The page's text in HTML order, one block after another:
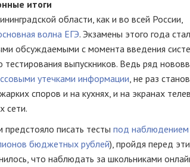
итоги
области, как и во всей России,
волна ЕГЭ. Экзамены этого года
обсуждаемыми с момента введения
тестирования выпускников. Ведь ряд
утечками информации, не раз
споров и на кухнях, и на экранах
сети.
писать тесты под наблюдением
бюджетных рублей), пройдя перед
что наблюдать за школьниками